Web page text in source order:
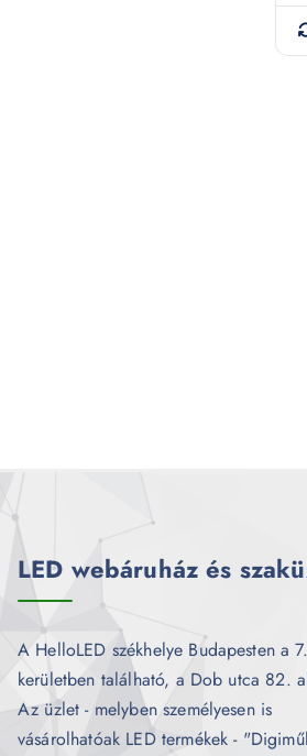
LED webáruház és
A HelloLED székhelye Budapesten a 7.
kerületben található, a Dob utca 82.
Az üzlet - melyben személyesen is
vásárolhatóak LED termékek -